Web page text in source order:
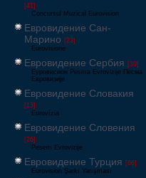
[41]
Concursul Muzical Eurovision
Евровидение Сан-
Марино [23]
Eurovisione
Евровидение Сербия [39]
Еуровисион Pesma Evrovizije Песма
Евровизије
Евровидение Словакия
[13]
Eurovízia
Евровидение Словения
[26]
Pesem Evrovizije
Евровидение Турция [66]
Eurovision Şarkı Yarışması